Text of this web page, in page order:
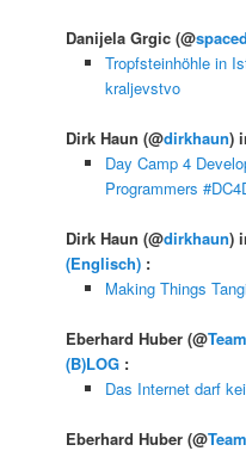
Danijela Grgic(@
Tropfsteinhöhle in
kraljevstvo
Dirk Haun(@dirkhaun)
Day Camp 4
Programmers
Dirk Haun(@dirkhaun)
(Englisch) :
Making Things
Eberhard Huber(@
(B)LOG :
Das Internet darf
Eberhard Huber(@